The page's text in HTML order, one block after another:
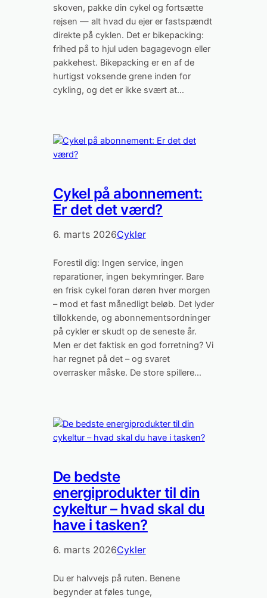
skoven, pakke din cykel og fortsætte
rejsen — alt hvad du ejer er fastspændt
direkte på cyklen. Det er bikepacking:
frihed på to hjul uden bagagevogn eller
pakkehest. Bikepacking er en af de
hurtigst voksende grene inden for
cykling, og det er ikke svært at…
Cykel på abonnement:
Er det det værd?
6. marts 2026Cykler
Forestil dig: Ingen service, ingen
reparationer, ingen bekymringer. Bare
en frisk cykel foran døren hver morgen
– mod et fast månedligt beløb. Det lyder
tillokkende, og abonnementsordninger
på cykler er skudt op de seneste år.
Men er det faktisk en god forretning? Vi
har regnet på det – og svaret
overrasker måske. De store spillere…
De bedste
energiprodukter til din
cykeltur – hvad skal du
have i tasken?
6. marts 2026Cykler
Du er halvvejs på ruten. Benene
begynder at føles tunge,